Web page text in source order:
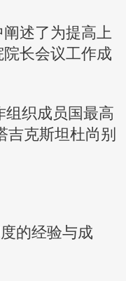
述了为提高上
长会议工作成
织成员国最高
吉克斯坦杜尚别
的经验与成